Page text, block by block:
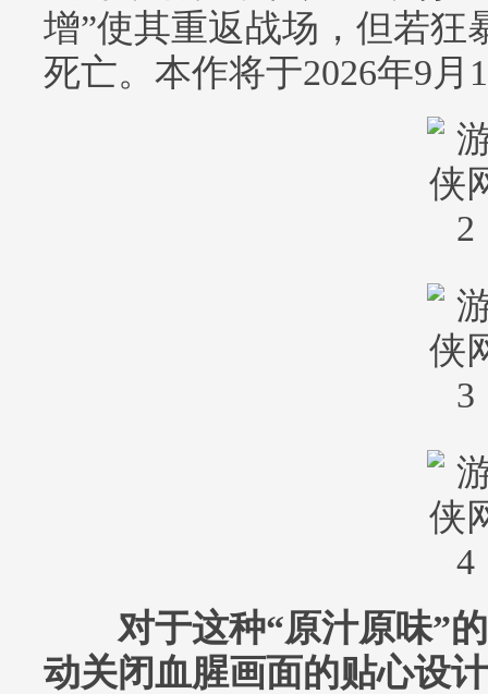
增”使其重返战场，但若狂
死亡。本作将于2026年9月
对于这种“原汁原味”的
动关闭血腥画面的贴心设